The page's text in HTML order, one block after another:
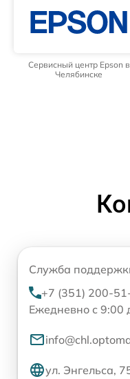
Сервисный центр Epson в
Челябинске
Служба
+7 (351) 200-
Ежедневно с 9:00
ул. Энгельса,